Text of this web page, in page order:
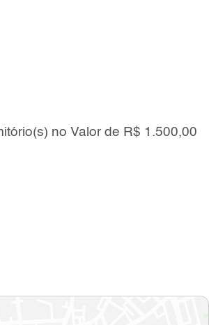
no Valor de R$ 1.500,00